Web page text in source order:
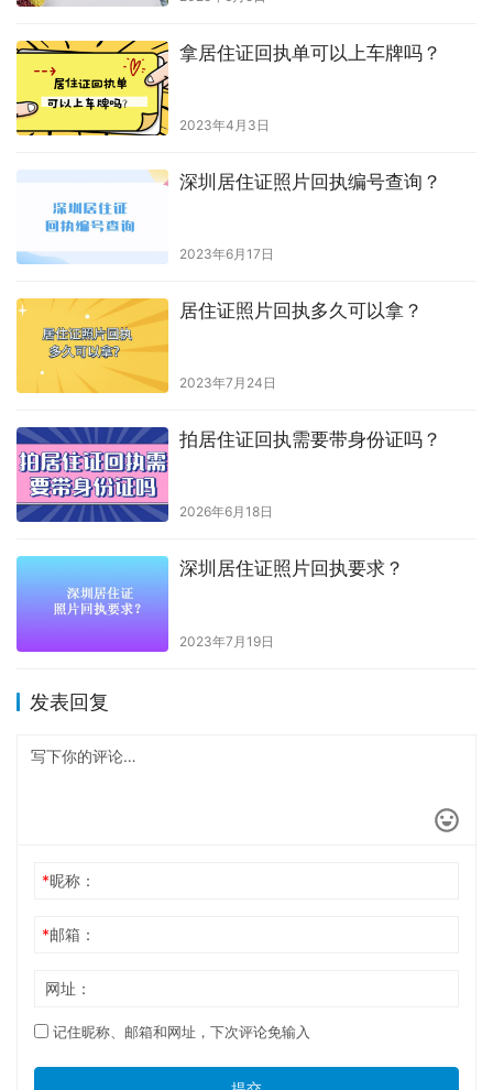
拿居住证回执单可以上车牌吗？
2023年4月3日
深圳居住证照片回执编号查询？
2023年6月17日
居住证照片回执多久可以拿？
2023年7月24日
拍居住证回执需要带身份证吗？
2026年6月18日
深圳居住证照片回执要求？
2023年7月19日
发表回复
*昵称：
*邮箱：
网址：
记住昵称、邮箱和网址，下次评论免输入